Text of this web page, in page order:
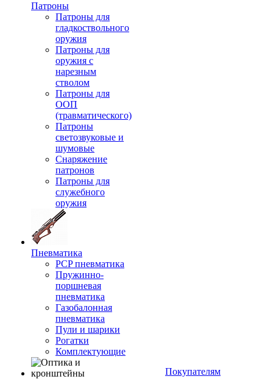
Патроны
Патроны для
гладкоствольного
оружия
Патроны для
оружия с
нарезным
стволом
Патроны для
ООП
(травматического)
Патроны
светозвуковые и
шумовые
Снаряжение
патронов
Патроны для
служебного
оружия
Пневматика
PCP пневматика
Пружинно-
поршневая
пневматика
Газобалонная
пневматика
Пули и шарики
Рогатки
Комплектующие
Покупателям